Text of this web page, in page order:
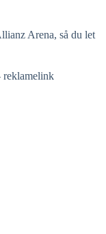
Arena, så du let
reklamelink